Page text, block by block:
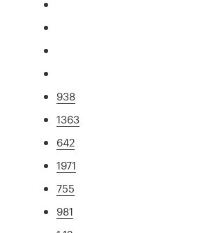
938
1363
642
1971
755
981